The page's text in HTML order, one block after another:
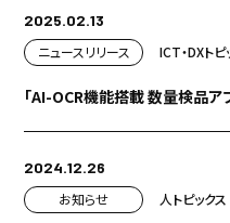
2025.02.13
ニュースリリース
ICT・DXトピ
「AI-OCR機能搭載 数量検品ア
2024.12.26
お知らせ
人 トピックス